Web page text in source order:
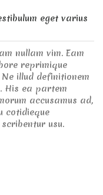
eget varius
nullam vim. Eam
reprimique
illud definitionem
His ea partem
accusamus ad,
cotidieque
usu.